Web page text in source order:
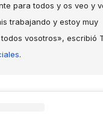
para todos y os veo y
trabajando y estoy muy
vosotros», escribió
.